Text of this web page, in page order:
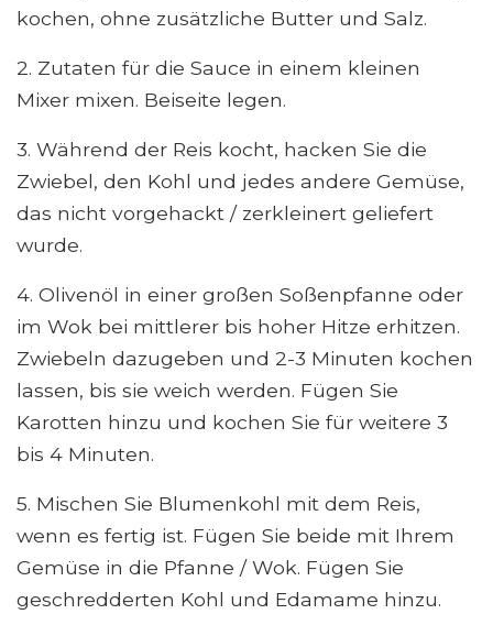
kochen, ohne zusätzliche Butter und Salz.
2. Zutaten für die Sauce in einem kleinen
Mixer mixen. Beiseite legen.
3. Während der Reis kocht, hacken Sie die
Zwiebel, den Kohl und jedes andere Gemüse,
das nicht vorgehackt / zerkleinert geliefert
wurde.
4. Olivenöl in einer großen Soßenpfanne oder
im Wok bei mittlerer bis hoher Hitze erhitzen.
Zwiebeln dazugeben und 2-3 Minuten kochen
lassen, bis sie weich werden. Fügen Sie
Karotten hinzu und kochen Sie für weitere 3
bis 4 Minuten.
5. Mischen Sie Blumenkohl mit dem Reis,
wenn es fertig ist. Fügen Sie beide mit Ihrem
Gemüse in die Pfanne / Wok. Fügen Sie
geschredderten Kohl und Edamame hinzu.